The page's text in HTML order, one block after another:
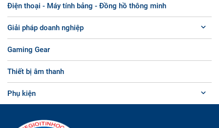
Điện thoại - Máy tính bảng - Đồng hồ thông minh
Giải pháp doanh nghiệp
Gaming Gear
Thiết bị âm thanh
Phụ kiện